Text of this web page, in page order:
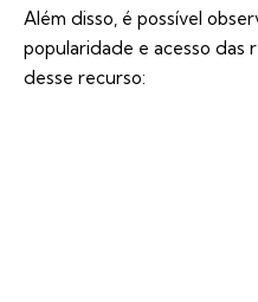
Além disso, é possível
popularidade e acesso das
desse recurso: